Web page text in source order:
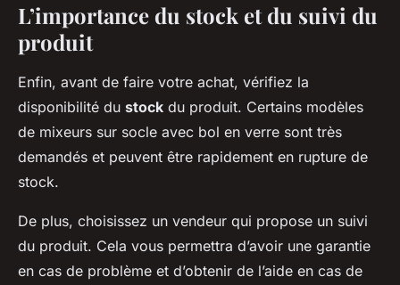
L’importance du stock et du suivi du
produit
Enfin, avant de faire votre achat, vérifiez la
disponibilité du stock du produit. Certains modèles
de mixeurs sur socle avec bol en verre sont très
demandés et peuvent être rapidement en rupture de
stock.
De plus, choisissez un vendeur qui propose un suivi
du produit. Cela vous permettra d’avoir une garantie
en cas de problème et d’obtenir de l’aide en cas de